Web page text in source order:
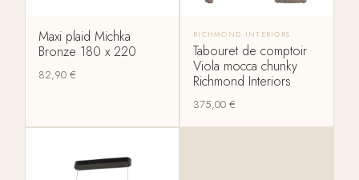
Maxi plaid Michka
Bronze 180 x 220
82,90€
RICHMOND INTERIORS
Tabouret de comptoir
Viola mocca chunky
Richmond Interiors
375,00 €